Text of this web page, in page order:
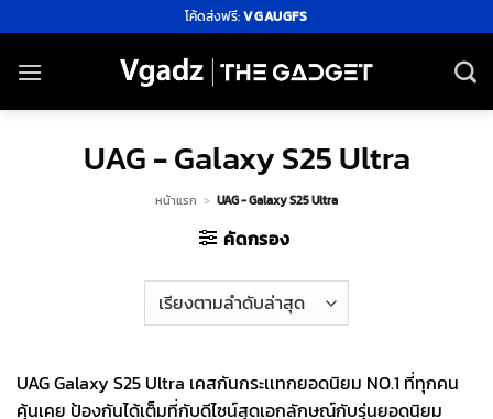
ไป
ยัง
โค้ดส่งฟรี:VGAUGFS
UAG - Galaxy S25 Ultra
หน้าแรก > UAG - Galaxy S25 Ultra
คัดกรอง
UAG Galaxy S25 Ultra เคสกันกระเเทกยอดนิยม NO.1 ที่ทุกคน
คุ้นเคย ป้องกันได้เต็มที่กับดีไซน์สุดเอกลักษณ์กับรุ่นยอดนิยม